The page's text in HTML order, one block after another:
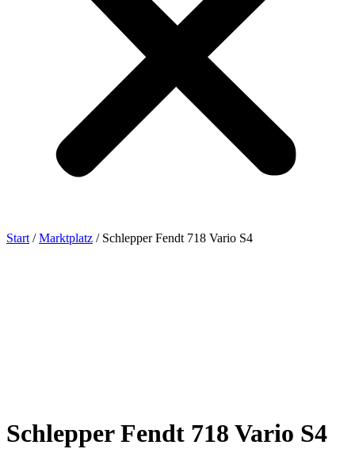
Start /Marktplatz / Schlepper Fendt 718 Vario S4
Schlepper Fendt 718 Vario S4